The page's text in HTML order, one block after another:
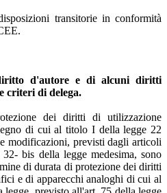
transitorie in conformità
d'autore e di alcuni diritti
criteri di delega.
dei diritti di utilizzazione
di cui al titolo I della legge 22
modificazioni, previsti dagli articoli
bis della legge medesima, sono
di durata di protezione dei diritti
e di apparecchi analoghi di cui al